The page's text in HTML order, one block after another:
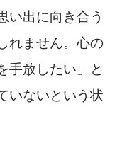
い出に向き合う
れません。心の
手放したい」と
いないという状